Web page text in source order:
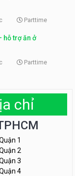
Parttime
hỗ trợ ăn ở
Parttime
chỉ
1
2
3
4